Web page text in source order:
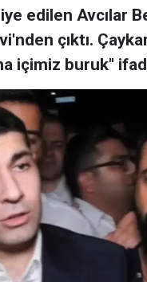
edilen Avcılar
çıktı.
içimiz buruk"